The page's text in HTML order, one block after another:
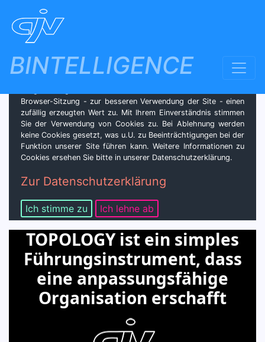
BINTELLIGENCE
GDPR/DSGVO - Datenschutz & Cookies
Browser-Sitzung - zur besseren Verwendung der Site - einen
zufällig erzeugten Wert zu. Mit Ihrem Einverständnis stimmen
Sie der Verwendung von Cookies zu. Bei Ablehnung werden
keine Cookies gesetzt, was u.U. zu Beeinträchtigungen bei der
Funktion unserer Site führen kann. Weitere Informationen zu
Cookies ersehen Sie bitte in unserer Datenschutzerklärung.
Zur Datenschutzerklärung
Ich stimme zu Ich lehne ab
TOPOLOGY ist ein simples
Führungsinstrument, dass
eine anpassungsfähige
Organisation erschafft